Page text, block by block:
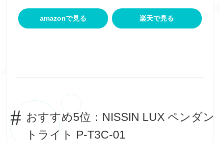
amazonで見る 楽天で見る
おすすめ5位：NISSIN LUX ペンダン
トライト P-T3C-01